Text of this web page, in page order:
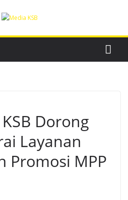
KSB Dorong
Layanan
Promosi MPP